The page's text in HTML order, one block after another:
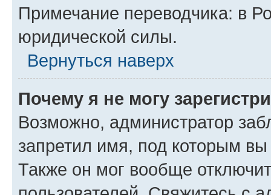
Примечание переводчика: в
юридической силы.
Вернуться наверх
Почему я не могу
Возможно, администратор
запретил имя, под которым вы
Также он мог вообще